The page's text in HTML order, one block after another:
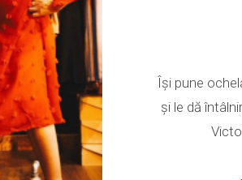
Își pune
și le dă